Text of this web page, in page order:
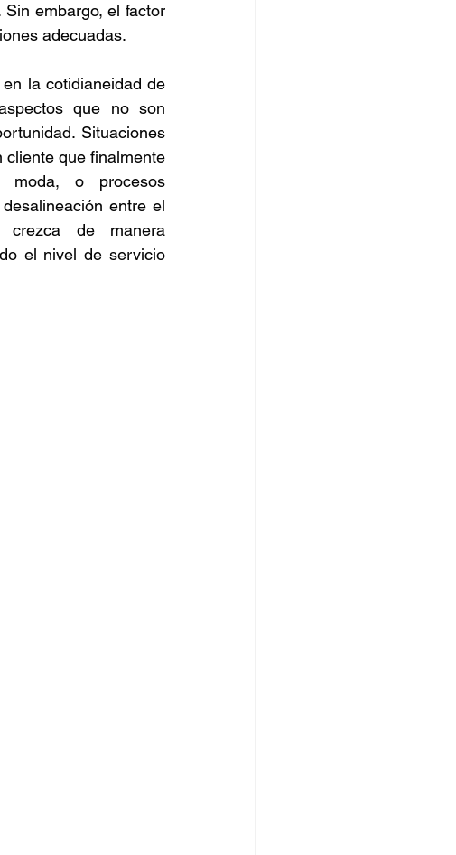
embargo, el factor
adecuadas.
la cotidianeidad de
que no son
Situaciones
cliente que finalmente
o procesos
entre el
de manera
el nivel de servicio